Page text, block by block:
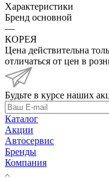
Характеристики
Бренд основной
—
КОРЕЯ
Цена действительна
отличаться от цен в
Будьте в курсе наших
Каталог
Акции
Автосервис
Бренды
Компания